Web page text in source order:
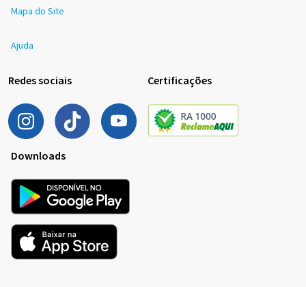
Mapa do Site
Ajuda
Redes sociais Certificações
Downloads